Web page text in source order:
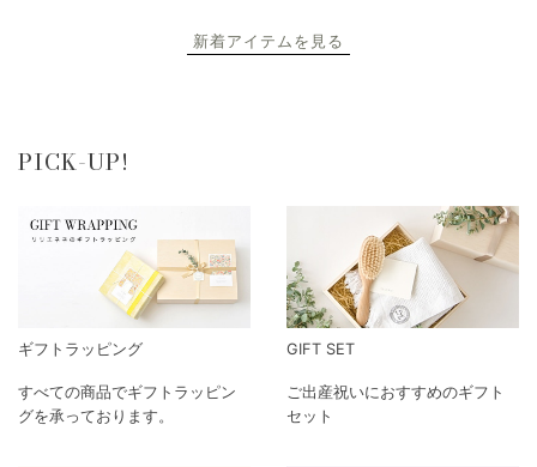
新着アイテムを見る
PICK-UP!
ギフトラッピング
すべての商品でギフトラッピン
グを承っております。
GIFT SET
ご出産祝いにおすすめのギフト
セット